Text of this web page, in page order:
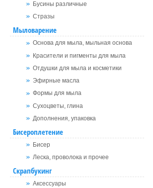
Бусины различные
Стразы
Мыловарение
Основа для мыла, мыльная основа
Красители и пигменты для мыла
Отдушки для мыла и косметики
Эфирные масла
Формы для мыла
Сухоцветы, глина
Дополнения, упаковка
Бисероплетение
Бисер
Леска, проволока и прочее
Скрапбукинг
Аксессуары